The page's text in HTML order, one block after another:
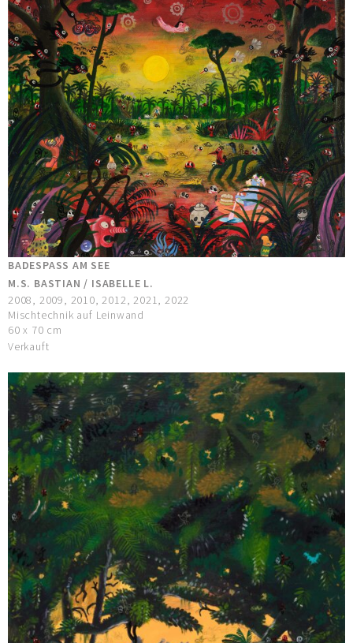
BADESPASS AM SEE
M.S. BASTIAN / ISABELLE L.
2008, 2009, 2010, 2012, 2021, 2022
Mischtechnik auf Leinwand
60 x 70 cm
Verkauft